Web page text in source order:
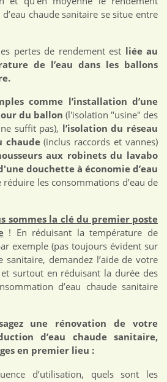
chaude sanitaire se situe entre
pertes de rendement est liée au
de l’eau dans les ballons
comme l’installation d’une
du ballon (l'isolation "usine" des
suffit pas), l’isolation du réseau
chaude(inclus raccords et vannes)
aux robinets du lavabo
douchette à économie d’eau
les consommations d’eau de
sommes la clé du premier poste
! En réduisant la température de
exemple (pas toujours évident sur
sanitaire, demandez l’aide de votre
surtout en réduisant la durée des
d’eau chaude sanitaire
une rénovation de votre
d’eau chaude sanitaire,
en premier lieu :
d’utilisation, quels sont les